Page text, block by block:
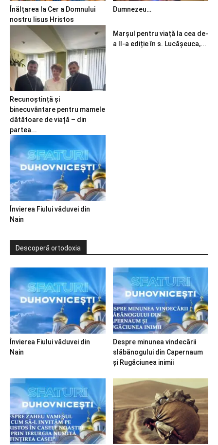
Înălțarea la Cer a Domnului
nostru Iisus Hristos
Dumnezeu…
Recunoștință și
binecuvântare pentru mamele
dătătoare de viață – din
partea...
Marșul pentru viață la cea de-
a II-a ediție în s. Lucășeuca,...
Învierea Fiului văduvei din
Nain
Descoperă ortodoxia
Învierea Fiului văduvei din
Nain
Despre minunea vindecării
slăbănogului din Capernaum
și Rugăciunea inimii